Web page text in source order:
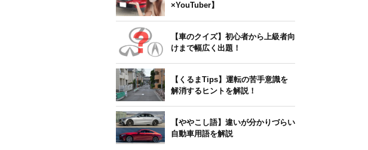
×YouTuber】
【車のクイズ】初心者から上級者向
けまで幅広く出題！
【くるまTips】運転の苦手意識を
解消するヒントを解説！
【ややこし語】違いが分かりづらい
自動車用語を解説